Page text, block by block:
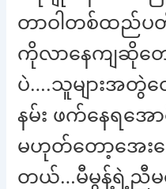
တာဝါတစ်ထည်
ကိုလာနေကျဆိုတေ
ပဲ….သူများအတွဲ
နမ်း ဖက်နေရအေ
မဟုတ်တော့အေးဆ
တယ်…မီမွန့်ရဲ့ညီမ